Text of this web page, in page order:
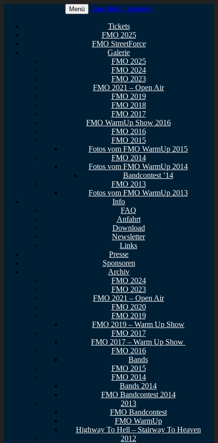
FullMetal Osthessen – 13. FMO
2026
Menü Zum Inhalt springen
Tickets
FMO 2025
FMO StreetForce
Galerie
FMO 2025
FMO 2024
FMO 2023
FMO 2021 – Open Air
FMO 2019
FMO 2018
FMO 2017
FMO WarmUp Show 2016
FMO 2016
FMO 2015
Fotos vom FMO WarmUp 2015
FMO 2014
Fotos vom FMO WarmUp 2014
Bandcontest ’14
FMO 2013
Fotos vom FMO WarmUp 2013
Info
FAQ
Anfahrt
Download
Newsletter
Links
Presse
Sponsoren
Archiv
FMO 2024
FMO 2023
FMO 2021 – Open Air
FMO 2020
FMO 2019
FMO 2019 – Warm Up Show
FMO 2017
FMO 2017 – Warm Up Show
FMO 2016
Bands
FMO 2015
FMO 2014
Bands 2014
FMO Bandcontest 2014
2013
FMO Bandcontest
FMO WarmUp
Highway To Hell – Stairway To Heaven
2012